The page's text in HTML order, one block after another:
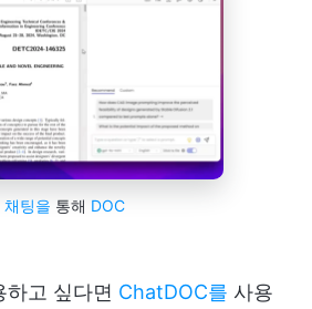
채팅을 통해 DOC
하고 싶다면 ChatDOC를 사용